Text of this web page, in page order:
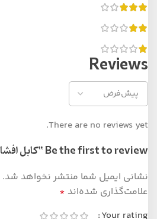
Reviews
There are no reviews yet.
Be the first to review “کابل افشان 4*3”
نشانی ایمیل شما منتشر نخواهد شد.
علامت‌گذاری شده‌اند *
Your rating